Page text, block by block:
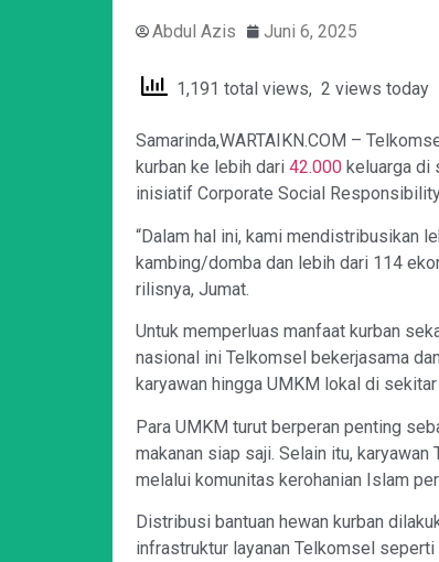
Abdul Azis Juni 6, 2025
1,191 total views, 2 views today
Samarinda,WARTAIKN.COM –
kurban ke lebih dari 42.000 keluarga di
inisiatif Corporate Social Responsibility
“Dalam hal ini, kami mendistribusikan
kambing/domba dan lebih dari 114
rilisnya, Jumat.
Untuk memperluas manfaat kurban
nasional ini Telkomsel bekerjasama
karyawan hingga UMKM lokal di
Para UMKM turut berperan penting
makanan siap saji. Selain itu,
melalui komunitas kerohanian Islam
Distribusi bantuan hewan kurban
infrastruktur layanan Telkomsel